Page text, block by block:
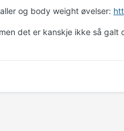
og body weight øvelser:
det er kanskje ikke så